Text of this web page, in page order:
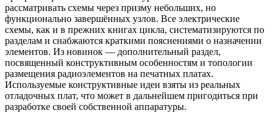
рассматривать схемы через призму небольших, но
функционально завершённых узлов. Все электрические
схемы, как и в прежних книгах цикла, систематизируются по
разделам и снабжаются краткими пояснениями о назначении
элементов. Из новинок — дополнительный раздел,
посвященный конструктивным особенностям и топологии
размещения радиоэлементов на печатных платах.
Используемые конструктивные идеи взяты из реальных
отладочных плат, что может в дальнейшем пригодиться при
разработке своей собственной аппаратуры.